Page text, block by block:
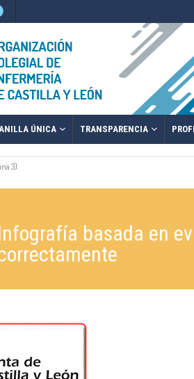
ÚNICA TRANSPARENCIA
3)
basada en